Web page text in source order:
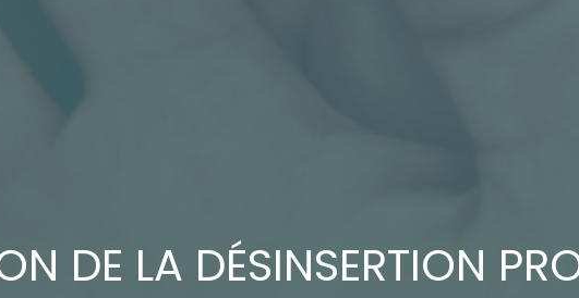
DE LA DÉSINSERTION